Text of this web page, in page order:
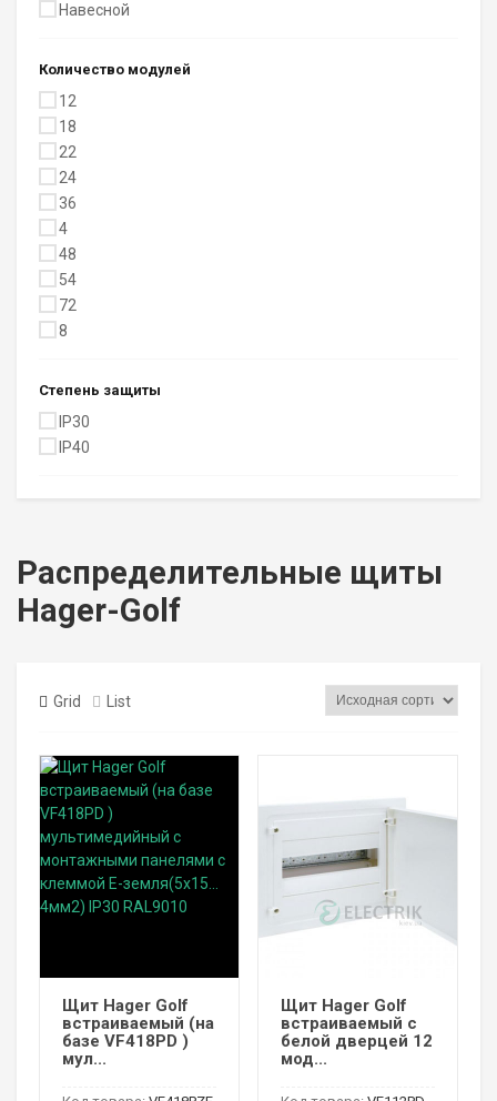
Навесной
Количество модулей
12
18
22
24
36
4
48
54
72
8
Степень защиты
IP30
IP40
Распределительные щиты
Hager-Golf
Grid List
Щит Hager Golf
встраиваемый (на
базе VF418PD )
мул...
Щит Hager Golf
встраиваемый с
белой дверцей 12
мод...